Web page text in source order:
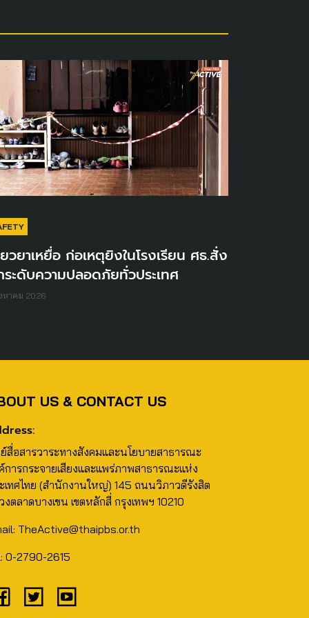
วยาเหยื่อ ก่อเหตุยิงในโรงเรียน ศธ.สั่ง
ะดับความปลอดภัยทั่วประเทศ
หาคม 2026
US & CONTACT US
สื่อสารวาระทางสังคมและนโยบายสาธารณะ
การกระจายเสียงและแพร่ภาพสาธารณะแห่ง
เทศไทย (สำนักงานใหญ่) 145 ถนนวิภาวดีรังสิต
งตลาดบางเขน เขตหลักสี่ กรุงเทพฯ 10210
TheActive@thaipbs.or.th
0-2790-2615